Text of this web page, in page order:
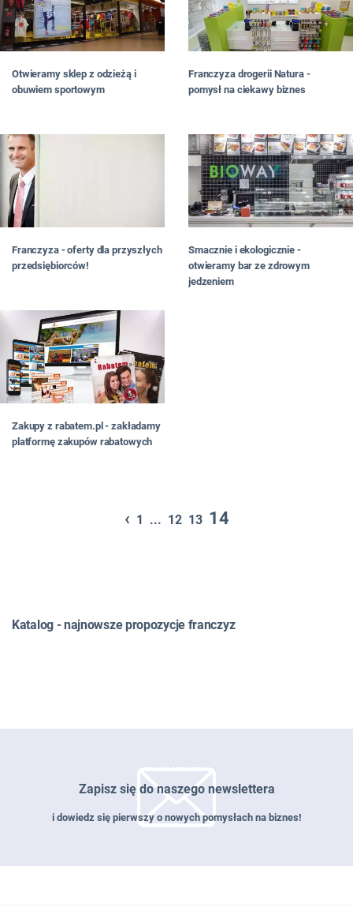
Otwieramy sklep z odzieżą i
obuwiem sportowym
Franczyza drogerii Natura -
pomysł na ciekawy biznes
Franczyza - oferty dla przyszłych
przedsiębiorców!
Smacznie i ekologicznie -
otwieramy bar ze zdrowym
jedzeniem
Zakupy z rabatem.pl - zakładamy
platformę zakupów rabatowych
‹ 1 ... 12 13 14
Katalog - najnowsze propozycje franczyz
Zapisz się do naszego newslettera
i dowiedz się pierwszy o nowych pomysłach na biznes!